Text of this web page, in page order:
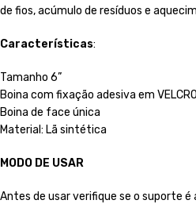
de fios, acúmulo de resíduos e
Características:
Tamanho 6”
Boina com fixação adesiva em
Boina de face única
Material: Lã sintética
MODO DE USAR
Antes de usar verifique se o suporte